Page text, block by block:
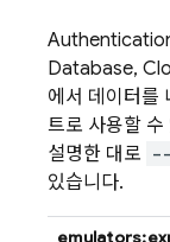
Database,
에서 데이터를
트로 사용할 수
설명한 대로
있습니다.